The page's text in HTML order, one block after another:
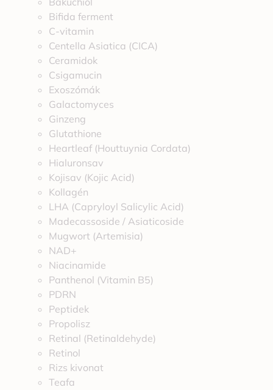
Bifida ferment
C-vitamin
Centella Asiatica (CICA)
Ceramidok
Csigamucin
Exoszómák
Galactomyces
Ginzeng
Glutathione
Heartleaf (Houttuynia Cordata)
Hialuronsav
Kojisav (Kojic Acid)
Kollagén
LHA (Capryloyl Salicylic Acid)
Madecassoside / Asiaticoside
Mugwort (Artemisia)
NAD+
Niacinamide
Panthenol (Vitamin B5)
PDRN
Peptidek
Propolisz
Retinal (Retinaldehyde)
Retinol
Rizs kivonat
Teafa